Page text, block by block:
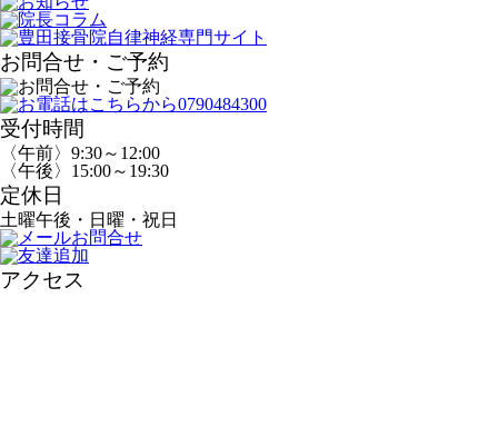
お問合せ・ご予約
受付時間
〈午前〉9:30～12:00
〈午後〉15:00～19:30
定休日
土曜午後・日曜・祝日
アクセス